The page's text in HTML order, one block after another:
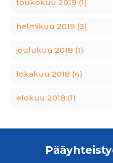
toukokuu 2019 (1)
helmikuu 2019 (3)
joulukuu 2018 (1)
lokakuu 2018 (4)
elokuu 2018 (1)